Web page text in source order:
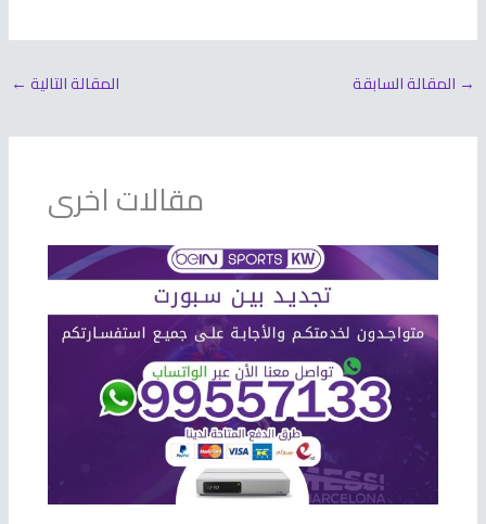
→ المقالة السابقة المقالة التالية ←
مقالات اخرى